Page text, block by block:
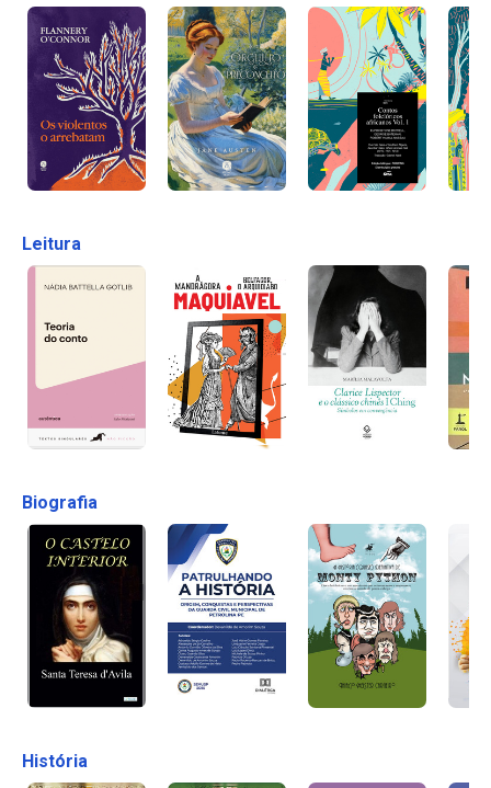
Leitura
Biografia
História